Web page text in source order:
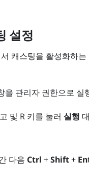
설정
캐스팅을 활성화하
을 관리자 권한으로 실
및 R키를 눌러 실행
다음 Ctrl +Shift+